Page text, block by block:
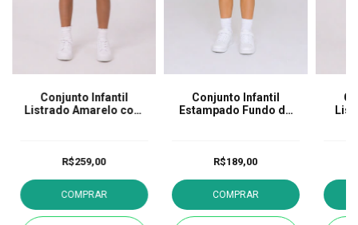
Conjunto Infantil
Listrado Amarelo com
R$259,00
COMPRAR
Conjunto Infantil
Estampado Fundo do
R$189,00
COMPRAR